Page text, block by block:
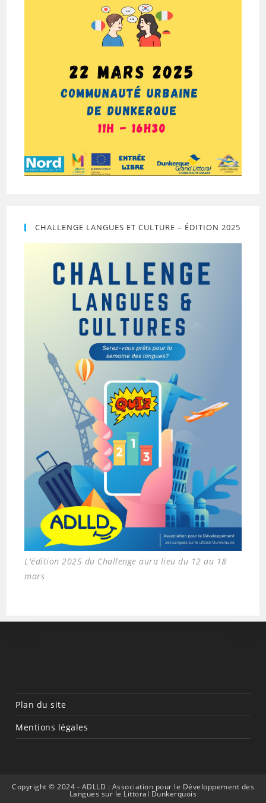
CHALLENGE LANGUES ET CULTURE – ÉDITION 2025
L'édition 2025 du Challenge aura lieu du 12 au 18
mars
Plan du site
Mentions légales
Copyright © 2024 - ADLLD : Association pour le Développement des
Langues sur le Littoral Dunkerquois